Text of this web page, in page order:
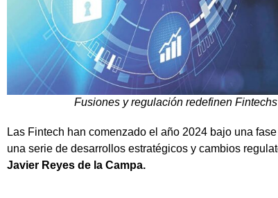
Fusiones y regulación redefinen
Las Fintech han comenzado el año 2024 bajo una
una serie de desarrollos estratégicos y cambios
Javier Reyes de la Campa.